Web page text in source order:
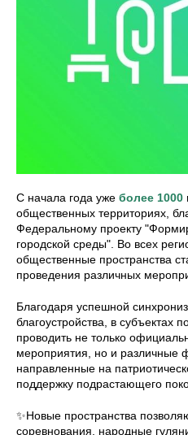
С начала года уже более 1000
общественных территориях,
Федеральному проекту
городской среды". Во всех
общественные пространства
проведения различных
Благодаря успешной
благоустройства, в субъектах
проводить не только
мероприятия, но и различные
направленные на
поддержку подрастающего
✨Новые пространства
соревнования, народные